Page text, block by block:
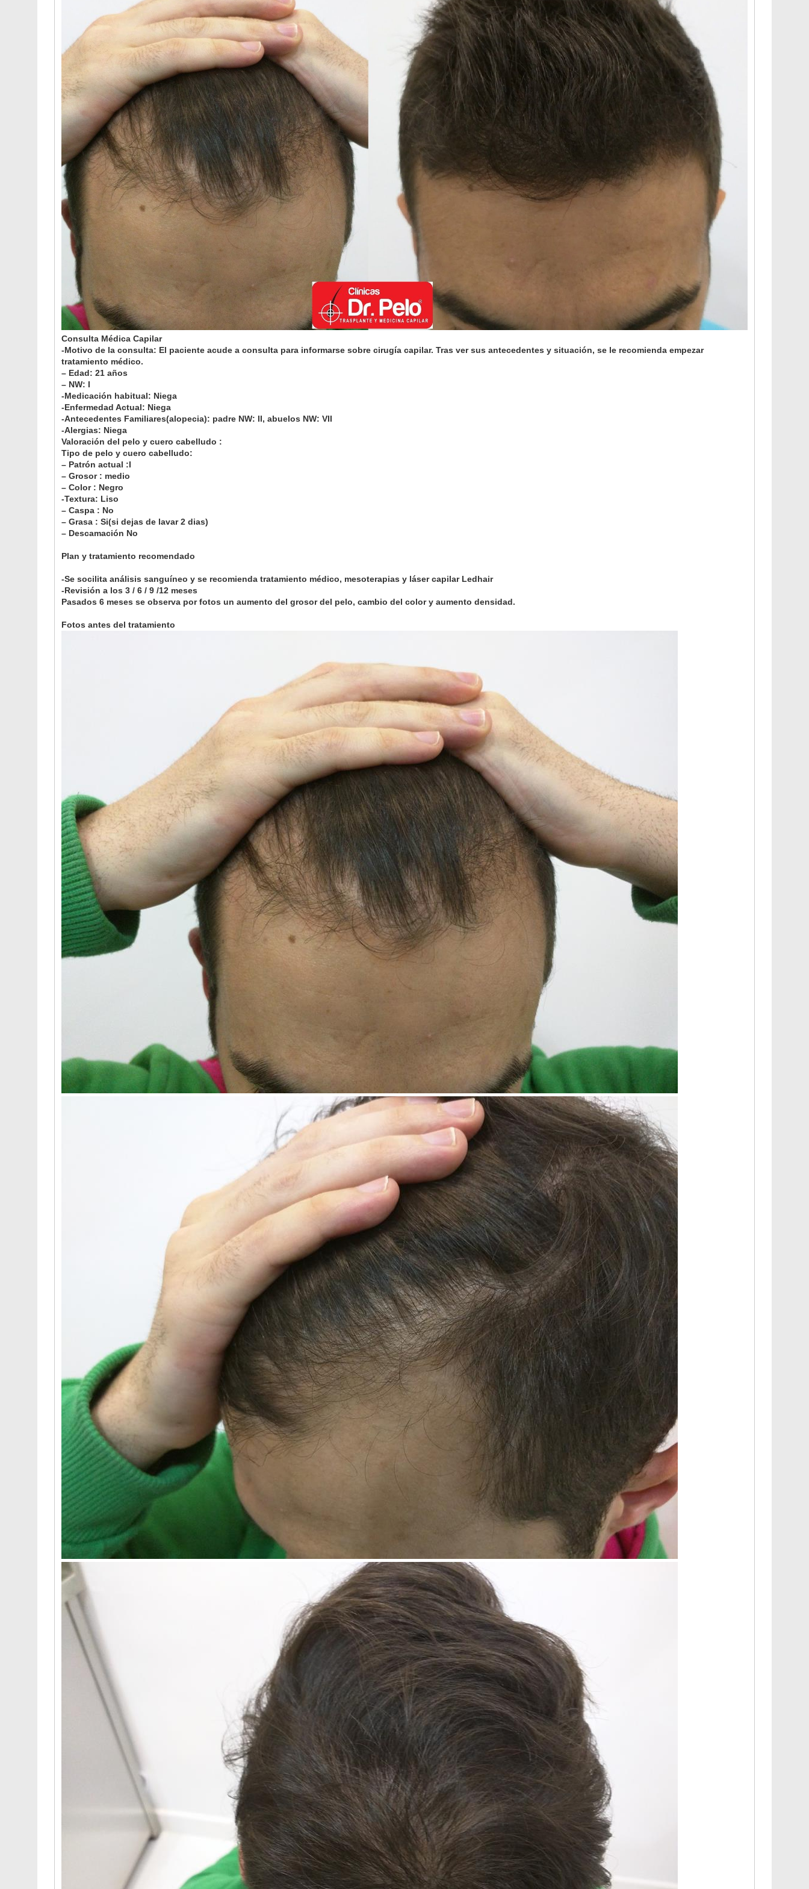
Consulta Médica Capilar
-Motivo de la consulta: El paciente acude a consulta para informarse sobre cirugía capilar. Tras ver sus antecedentes y situación, se le recomienda empezar
tratamiento médico.
– Edad: 21 años
– NW: I
-Medicación habitual: Niega
-Enfermedad Actual: Niega
-Antecedentes Familiares(alopecia): padre NW: II, abuelos NW: VII
-Alergias: Niega
Valoración del pelo y cuero cabelludo :
Tipo de pelo y cuero cabelludo:
– Patrón actual :I
– Grosor : medio
– Color : Negro
-Textura: Liso
– Caspa : No
– Grasa : Si(si dejas de lavar 2 dias)
– Descamación No
Plan y tratamiento recomendado
-Se socilita análisis sanguíneo y se recomienda tratamiento médico, mesoterapias y láser capilar Ledhair
-Revisión a los 3 / 6 / 9 /12 meses
Pasados 6 meses se observa por fotos un aumento del grosor del pelo, cambio del color y aumento densidad.
Fotos antes del tratamiento